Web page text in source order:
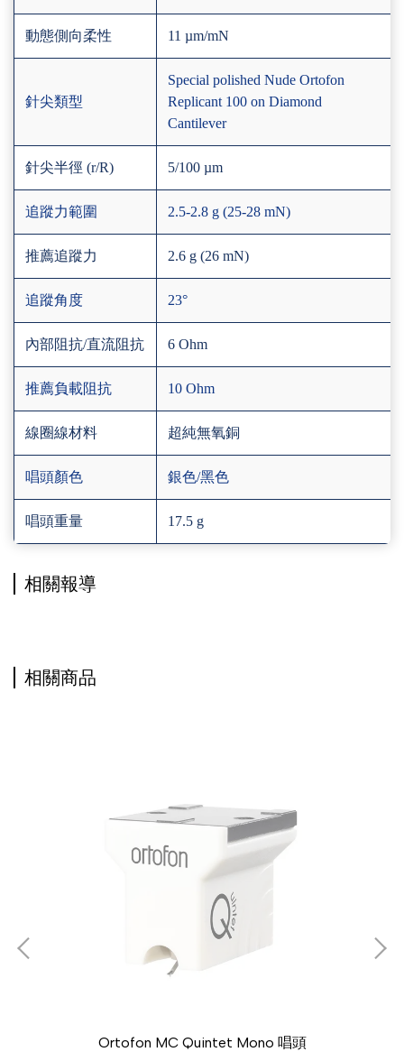
動態側向柔性 11 µm/mN
針尖類型
Special polished Nude Ortofon
Replicant 100 on Diamond
Cantilever
針尖半徑 (r/R) 5/100 µm
追蹤力範圍 2.5-2.8 g (25-28 mN)
推薦追蹤力 2.6 g (26 mN)
追蹤角度 23°
內部阻抗/直流阻抗 6 Ohm
推薦負載阻抗 10 Ohm
線圈線材料 超純無氧銅
唱頭顏色 銀色/黑色
唱頭重量 17.5 g
相關報導
相關商品
Ortofon MC Quintet Mono 唱頭